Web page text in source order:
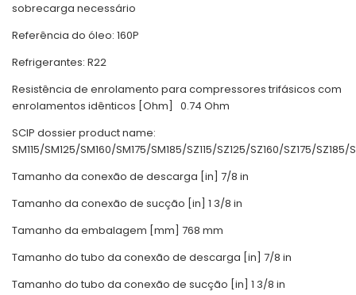
sobrecarga necessário
Referência do óleo: 160P
Refrigerantes: R22
Resistência de enrolamento para compressores trifásicos com
enrolamentos idênticos [Ohm]
0.74 Ohm
SCIP dossier product name:
SM115/SM125/SM160/SM175/SM185/SZ115/SZ125/SZ160/SZ175/SZ185/
Tamanho da conexão de descarga [in] 7/8 in
Tamanho da conexão de sucção [in] 1 3/8 in
Tamanho da embalagem [mm] 768 mm
Tamanho do tubo da conexão de descarga [in] 7/8 in
Tamanho do tubo da conexão de sucção [in] 1 3/8 in